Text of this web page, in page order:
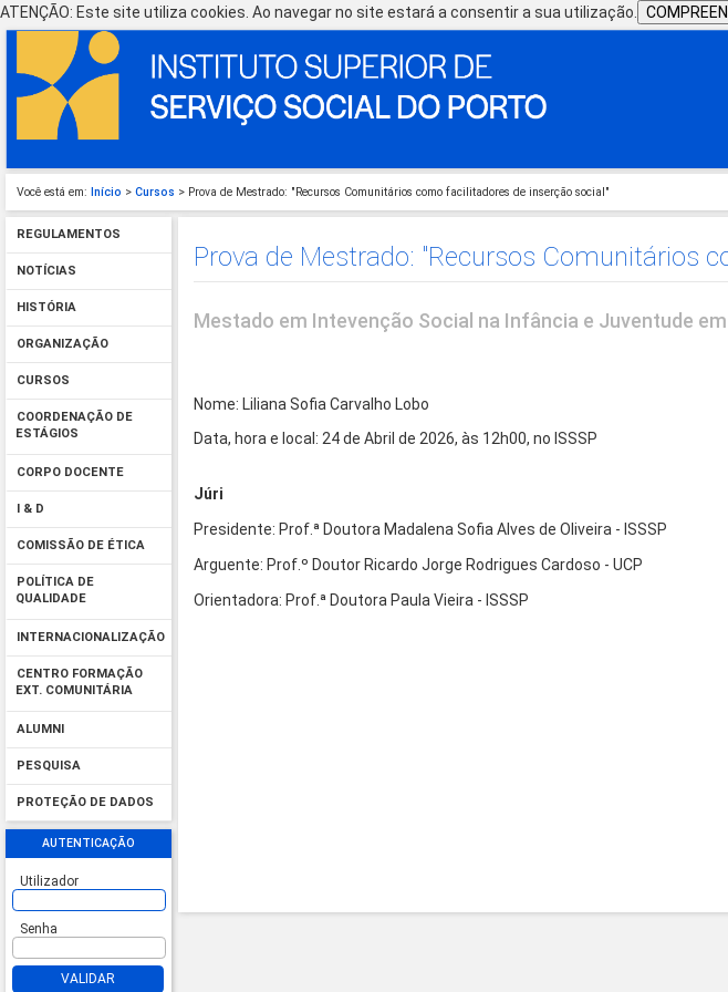
ATENÇÃO: Este site utiliza cookies. Ao navegar no site estará a consentir a sua utilização.
Você está em: Início > Cursos > Prova de Mestrado: "Recursos Comunitários como facilitadores de inserção social"
REGULAMENTOS
NOTÍCIAS
HISTÓRIA
ORGANIZAÇÃO
CURSOS
COORDENAÇÃO DE
ESTÁGIOS
CORPO DOCENTE
I & D
COMISSÃO DE ÉTICA
POLÍTICA DE
QUALIDADE
INTERNACIONALIZAÇÃO
CENTRO FORMAÇÃO
EXT. COMUNITÁRIA
ALUMNI
PESQUISA
PROTEÇÃO DE DADOS
AUTENTICAÇÃO
Utilizador
Senha
VALIDAR
Prova de Mestrado: "Recursos Comunitários
Mestado em Intevenção Social na Infância e Juventude
Nome: Liliana Sofia Carvalho Lobo
Data, hora e local: 24 de Abril de 2026, às 12h00, no ISSSP
Júri
Presidente: Prof.ª Doutora Madalena Sofia Alves de Oliveira - ISSSP
Arguente: Prof.º Doutor Ricardo Jorge Rodrigues Cardoso - UCP
Orientadora: Prof.ª Doutora Paula Vieira - ISSSP